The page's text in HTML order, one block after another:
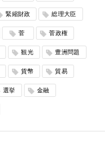
緊縮財政 総理大臣
菅 菅政権
観光 豊洲問題
貨幣 貿易
選挙 金融